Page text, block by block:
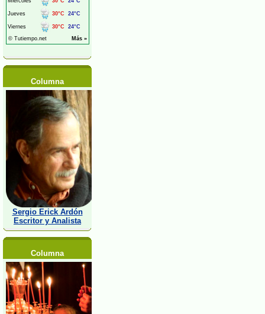
Columna
Sergio Erick Ardón
Escritor y Analista
Columna